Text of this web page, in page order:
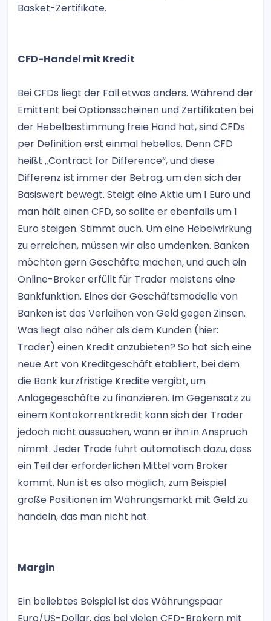
Basket-Zertifikate.
CFD-Handel mit Kredit
Bei CFDs liegt der Fall etwas anders. Während der
Emittent bei Optionsscheinen und Zertifikaten bei
der Hebelbestimmung freie Hand hat, sind CFDs
per Definition erst einmal hebellos. Denn CFD
heißt „Contract for Difference“, und diese
Differenz ist immer der Betrag, um den sich der
Basiswert bewegt. Steigt eine Aktie um 1 Euro und
man hält einen CFD, so sollte er ebenfalls um 1
Euro steigen. Stimmt auch. Um eine Hebelwirkung
zu erreichen, müssen wir also umdenken. Banken
möchten gern Geschäfte machen, und auch ein
Online-Broker erfüllt für Trader meistens eine
Bankfunktion. Eines der Geschäftsmodelle von
Banken ist das Verleihen von Geld gegen Zinsen.
Was liegt also näher als dem Kunden (hier:
Trader) einen Kredit anzubieten? So hat sich eine
neue Art von Kreditgeschäft etabliert, bei dem
die Bank kurzfristige Kredite vergibt, um
Anlagegeschäfte zu finanzieren. Im Gegensatz zu
einem Kontokorrentkredit kann sich der Trader
jedoch nicht aussuchen, wann er ihn in Anspruch
nimmt. Jeder Trade führt automatisch dazu, dass
ein Teil der erforderlichen Mittel vom Broker
kommt. Nun ist es also möglich, zum Beispiel
große Positionen im Währungsmarkt mit Geld zu
handeln, das man nicht hat.
Margin
Ein beliebtes Beispiel ist das Währungspaar